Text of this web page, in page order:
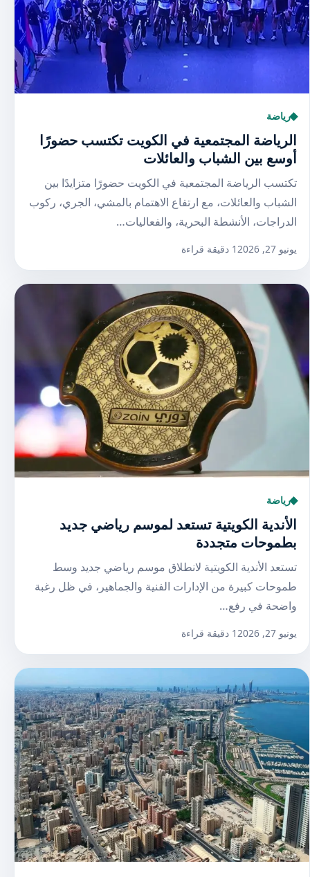
رياضة
الرياضة المجتمعية في الكويت تكتسب حضورًا
أوسع بين الشباب والعائلات
تكتسب الرياضة المجتمعية في الكويت حضورًا متزايدًا بين
الشباب والعائلات، مع ارتفاع الاهتمام بالمشي، الجري، ركوب
الدراجات، الأنشطة البحرية، والفعاليات…
يونيو 27, 2026 1 دقيقة قراءة
رياضة
الأندية الكويتية تستعد لموسم رياضي جديد
بطموحات متجددة
تستعد الأندية الكويتية لانطلاق موسم رياضي جديد وسط
طموحات كبيرة من الإدارات الفنية والجماهير، في ظل رغبة
واضحة في رفع…
يونيو 27, 2026 1 دقيقة قراءة